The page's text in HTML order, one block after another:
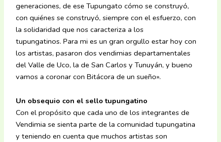
generaciones, de ese Tupungato cómo se construyó,
con quiénes se construyó, siempre con el esfuerzo, con
la solidaridad que nos caracteriza a los
tupungatinos. Para mi es un gran orgullo estar hoy con
los artistas, pasaron dos vendimias departamentales
del Valle de Uco, la de San Carlos y Tunuyán, y bueno
vamos a coronar con Bitácora de un sueño».
Un obsequio con el sello tupungatino
Con el propósito que cada uno de los integrantes de
Vendimia se sienta parte de la comunidad tupungatina
y teniendo en cuenta que muchos artistas son